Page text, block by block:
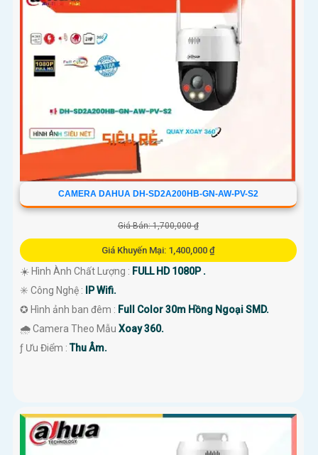
CAMERA DAHUA DH-SD2A200HB-GN-AW-PV-S2
Giá Bán: 1,700,000 ₫
Giá Khuyến Mại: 1,400,000 ₫
☀️ Hình Ành Chất Lượng : FULL HD 1080P .
✳️ Công Nghệ :
IP Wifi.
✪ Hình ảnh ban đêm : Full Color 30m Hồng Ngoại SMD.
🌧️ Camera Theo Mẫu Xoay 360.
️ƒ Ưu Điểm :Thu Âm.